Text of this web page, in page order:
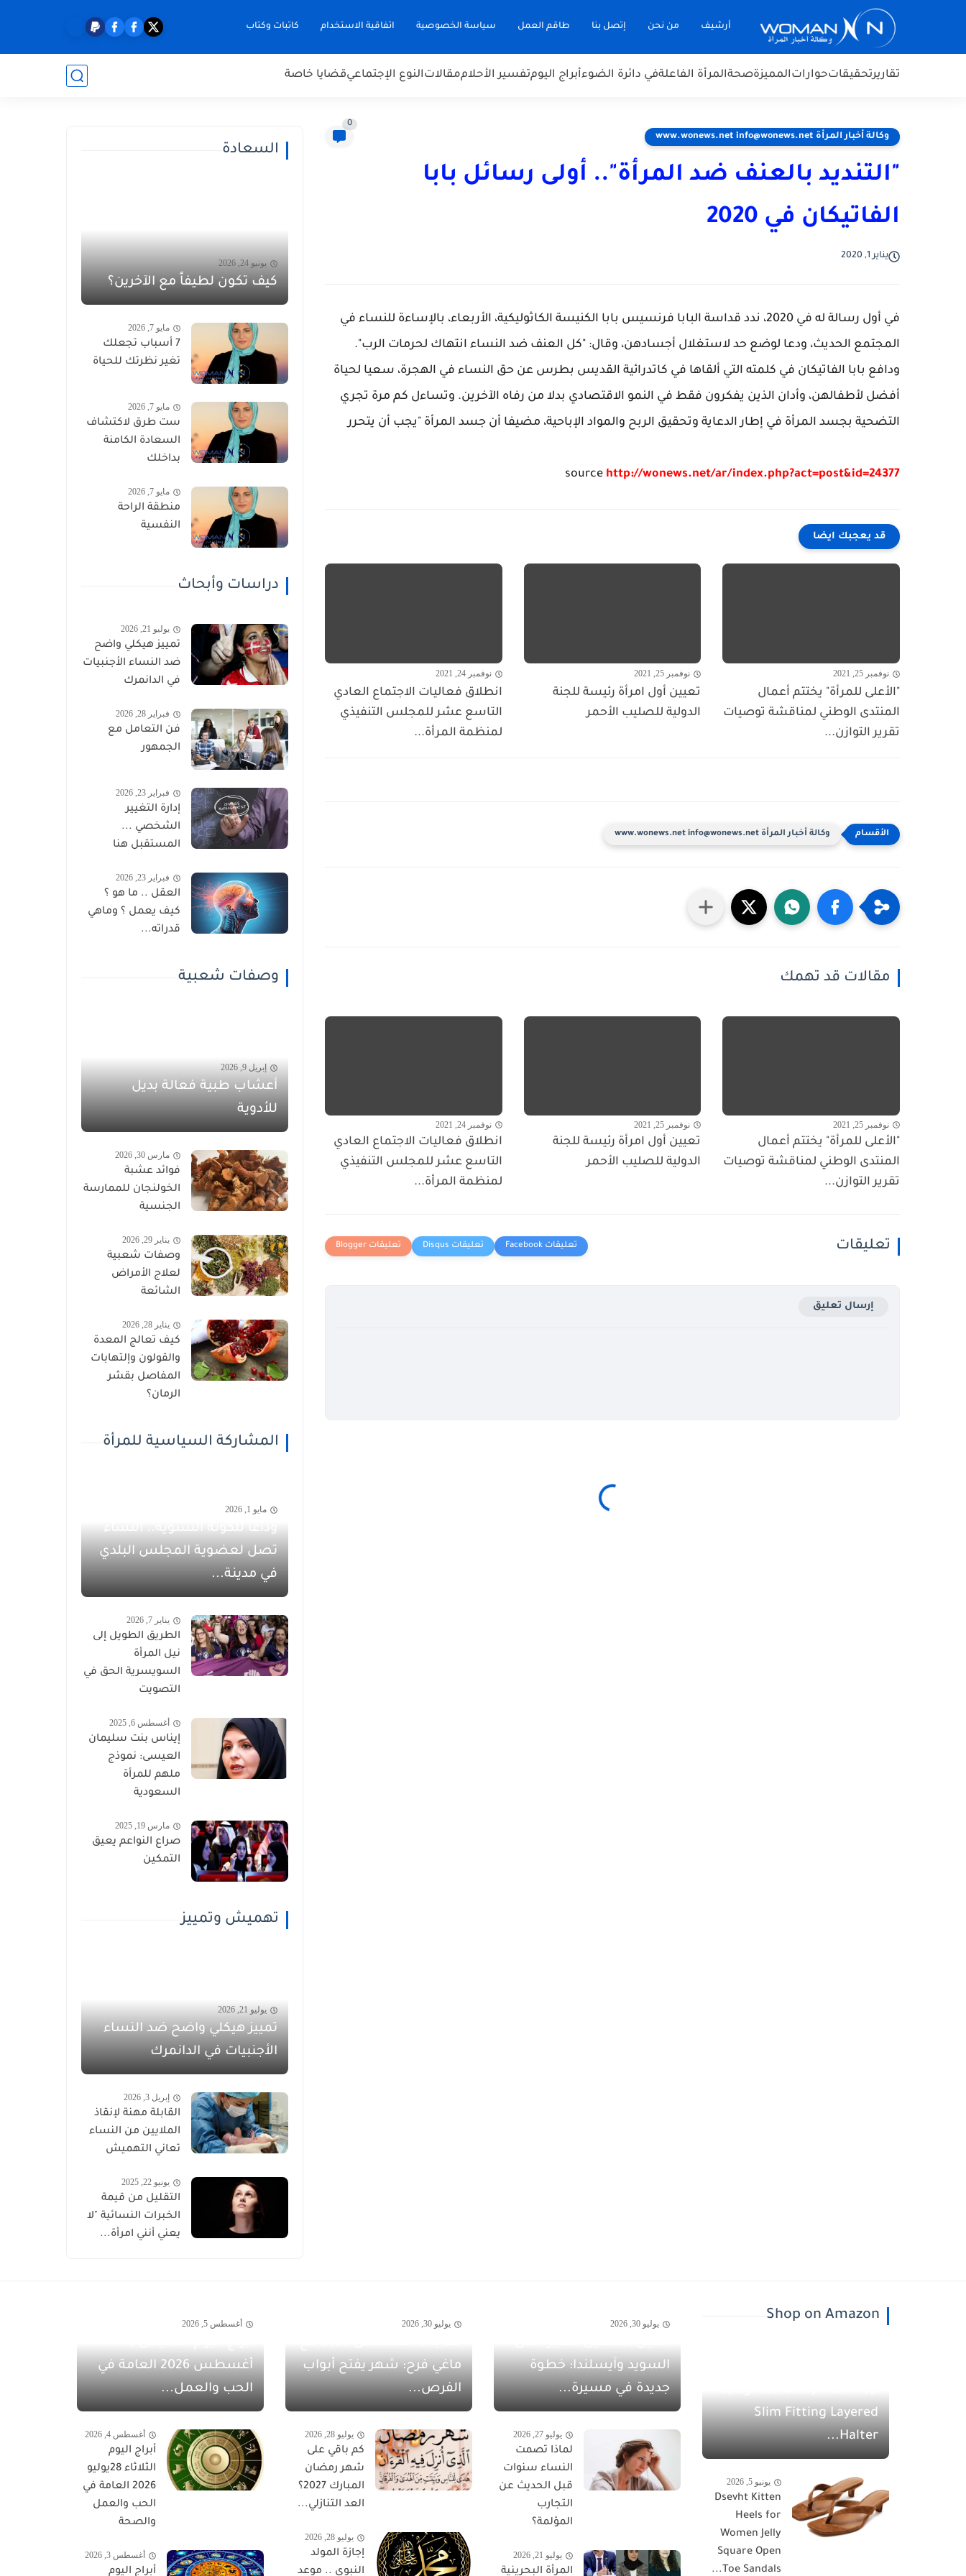
أرشيف من نحن إتصل بنا طاقم العمل سياسة الخصوصية اتفاقية الاستخدام كاتبات وكتاب
تقاريرتحقيقاتحواراتالمميزةصحةالمرأة الفاعلةفي دائرة الضوءأبراج اليومتفسير الأحلاممقالاتالنوع الإجتماعيقضايا خاصة
وكالة أخبار المرأة www.wonews.net info@wonews.net
0
"التنديد بالعنف ضد المرأة".. أولى رسائل بابا
الفاتيكان في 2020
يناير 1, 2020
في أول رسالة له في 2020، ندد قداسة البابا فرنسيس بابا الكنيسة الكاثوليكية، الأربعاء، بالإساءة للنساء في
المجتمع الحديث، ودعا لوضع حد لاستغلال أجسادهن، وقال: "كل العنف ضد النساء انتهاك لحرمات الرب".
ودافع بابا الفاتيكان في كلمته التي ألقاها في كاتدرائية القديس بطرس عن حق النساء في الهجرة، سعيا لحياة
أفضل لأطفالهن، وأدان الذين يفكرون فقط في النمو الاقتصادي بدلا من رفاه الآخرين. وتساءل كم مرة تجري
التضحية بجسد المرأة في إطار الدعاية وتحقيق الربح والمواد الإباحية، مضيفا أن جسد المرأة "يجب أن يتحرر
source http://wonews.net/ar/index.php?act=post&id=24377
قد يعجبك ايضا
نوفمبر 25, 2021
"الأعلى للمرأة" يختتم أعمال
المنتدى الوطني لمناقشة توصيات
تقرير التوازن...
نوفمبر 25, 2021
تعيين أول امرأة رئيسة للجنة
الدولية للصليب الأحمر
نوفمبر 24, 2021
انطلاق فعاليات الاجتماع العادي
التاسع عشر للمجلس التنفيذي
لمنظمة المرأة...
وكالة أخبار المرأة www.wonews.net info@wonews.net
مقالات قد تهمك
نوفمبر 25, 2021
"الأعلى للمرأة" يختتم أعمال
المنتدى الوطني لمناقشة توصيات
تقرير التوازن...
نوفمبر 25, 2021
تعيين أول امرأة رئيسة للجنة
الدولية للصليب الأحمر
نوفمبر 24, 2021
انطلاق فعاليات الاجتماع العادي
التاسع عشر للمجلس التنفيذي
لمنظمة المرأة...
تعليقات
إرسال تعليق
السعادة
يونيو 24, 2026
كيف تكون لطيفاً مع الآخرين؟
مايو 7, 2026
7 أسباب تجعلك
تغير نظرتك للحياة
مايو 7, 2026
ست طرق لاكتشاف
السعادة الكامنة
بداخلك
مايو 7, 2026
منطقة الراحة
النفسية
دراسات وأبحاث
يوليو 21, 2026
تمييز هيكلي واضح
ضد النساء الأجنبيات
في الدانمرك
فبراير 28, 2026
فن التعامل مع
الجمهور
فبراير 23, 2026
إدارة التغيير
الشخصي ...
المستقبل هنا
فبراير 23, 2026
العقل .. ما هو ؟
كيف يعمل ؟ وماهي
قدراته...
وصفات شعبية
إبريل 9, 2026
أعشاب طبية فعالة بديل
للأدوية
مارس 30, 2026
فوائد عشبة
الخولنجان للممارسة
الجنسية
يناير 29, 2026
وصفات شعبية
لعلاج الأمراض
الشائعة
يناير 28, 2026
كيف تعالج المعدة
والقولون وإلتهابات
المفاصل بقشر
الرمان؟
المشاركة السياسية للمرأة
مايو 1, 2026
وداعاً للكوتة النسوية.. النساء
تصل لعضوية المجلس البلدي
في مدينة...
يناير 7, 2026
الطريق الطويل إلى
نيل المرأة
السويسرية الحق في
التصويت
أغسطس 6, 2025
إيناس بنت سليمان
العيسى: نموذج
ملهم للمرأة
السعودية
مارس 19, 2025
صراع النواعم يعيق
التمكين
تهميش وتمييز
يوليو 21, 2026
تمييز هيكلي واضح ضد النساء
الأجنبيات في الدانمرك
إبريل 3, 2026
القابلة مهنة لإنقاذ
الملايين من النساء
تعاني التهميش
يونيو 22, 2025
التقليل من قيمة
الخبرات النسائية "لا
يعني أنني امرأة...
Shop on Amazon
Slim Fitting Layered
Halter...
يونيو 5, 2026
Dsevht Kitten
Heels for
Women Jelly
Square Open
Toe Sandals...
يوليو 30, 2026
السويد وآيسلندا: خطوة
جديدة في مسيرة...
يوليو 27, 2026
لماذا تصمت
النساء سنوات
قبل الحديث عن
التجارب
المؤلمة؟
يوليو 21, 2026
المرأة البحرينية
يوليو 30, 2026
ماغي فرح: شهر يفتح أبواب
الفرص...
يوليو 28, 2026
كم باقي على
شهر رمضان
المبارك 2027؟
العد التنازلي...
يوليو 28, 2026
إجازة المولد
النبوي .. موعد
أغسطس 5, 2026
أغسطس 2026 العامة في
الحب والعمل...
أغسطس 4, 2026
أبراج اليوم
الثلاثاء 28يوليو
2026 العامة في
الحب والعمل
والصحة
أغسطس 3, 2026
أبراج اليوم